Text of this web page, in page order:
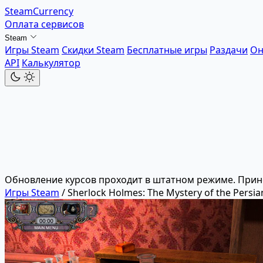
SteamCurrency
Оплата сервисов
Steam
Игры Steam Скидки Steam Бесплатные игры Раздачи
API Калькулятор
Обновление курсов проходит в штатном режиме.
Игры Steam /Sherlock Holmes: The Mystery of the